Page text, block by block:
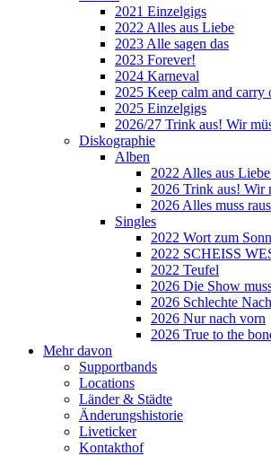
2021 Einzelgigs
2022 Alles aus Liebe
2023 Alle sagen das
2023 Forever!
2024 Karneval
2025 Keep calm and carry
2025 Einzelgigs
2026/27 Trink aus! Wir
Diskographie
Alben
2022 Alles aus
2026 Trink aus! Wir
2026 Alles muss
Singles
2022 Wort zum
2022 SCHEISS
2022 Teufel
2026 Die Show
2026 Schlechte
2026 Nur nach vorn
2026 True to the
Mehr davon
Supportbands
Locations
Länder & Städte
Änderungshistorie
Liveticker
Kontakthof